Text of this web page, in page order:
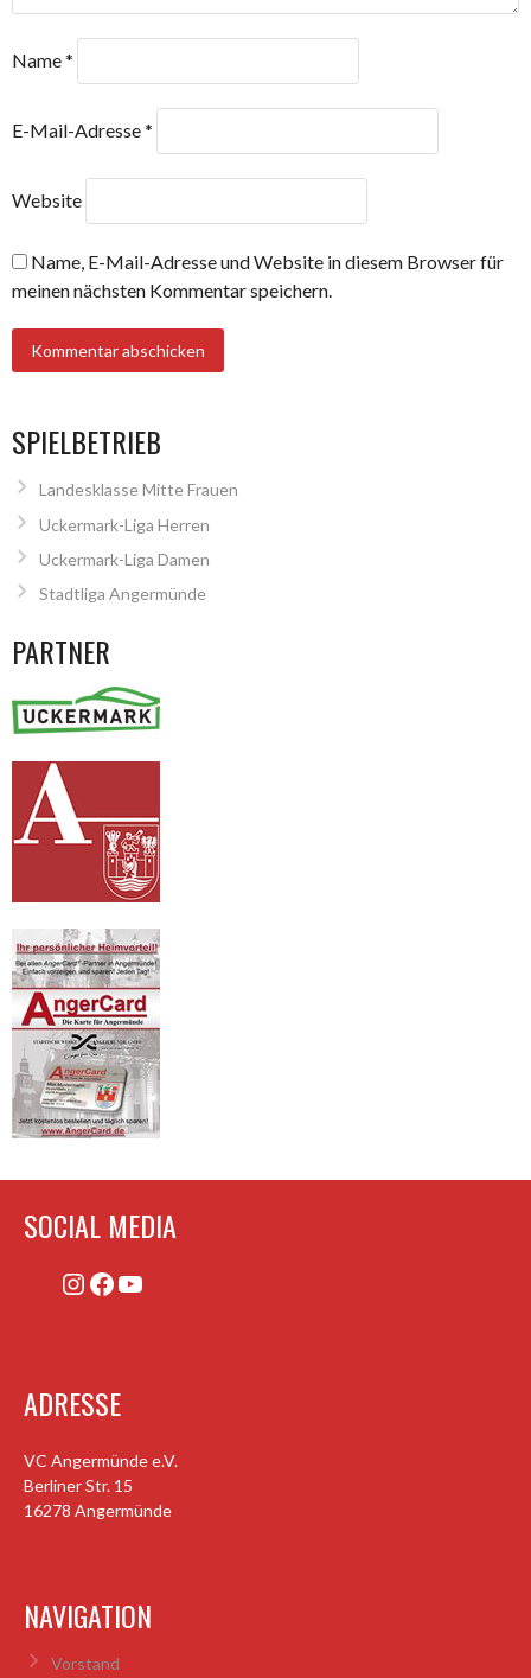
Name*
E-Mail-Adresse*
Website
Name, E-Mail-Adresse und Website in diesem Browser für
meinen nächsten Kommentar speichern.
SPIELBETRIEB
Landesklasse Mitte Frauen
Uckermark-Liga Herren
Uckermark-Liga Damen
Stadtliga Angermünde
PARTNER
SOCIAL MEDIA
Instagram
Facebook
YouTube
ADRESSE
VC Angermünde e.V.
Berliner Str. 15
16278 Angermünde
NAVIGATION
Vorstand